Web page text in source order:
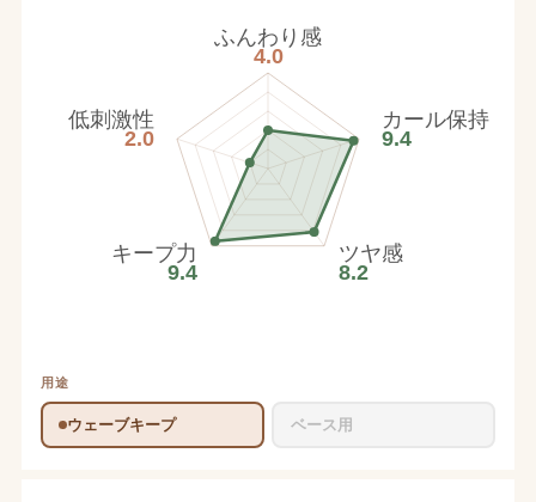
ふんわり感
4.0
カール保持
9.4
ツヤ感
8.2
キープ力
9.4
低刺激性
2.0
用途
ウェーブキープ ベース用